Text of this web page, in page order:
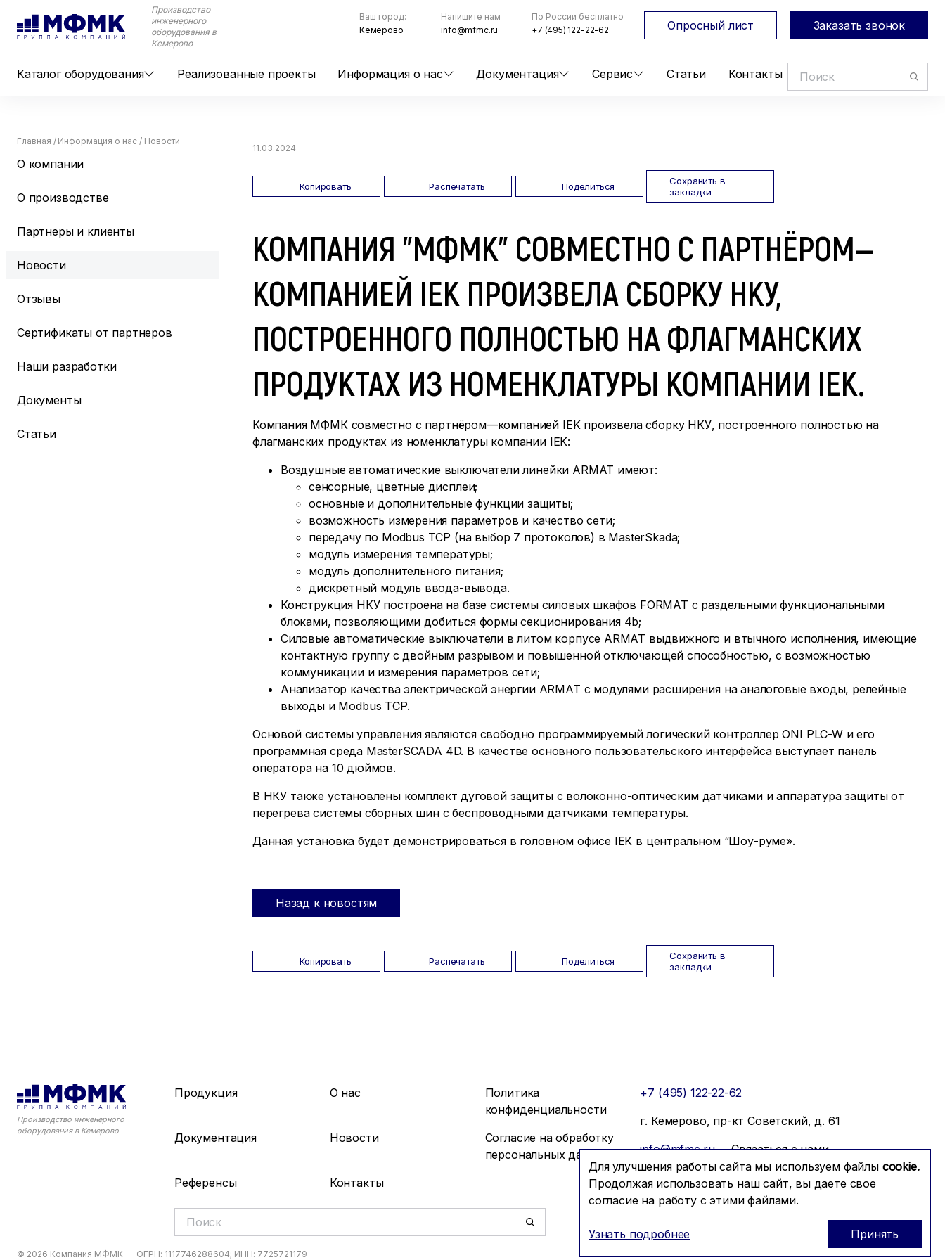
Производство
инженерного
оборудования в
Кемерово
Каталог оборудования Реализованные проекты Информация о нас Документация Сервис Статьи Контакты
Ваш город:
Кемерово
Напишите нам
info@mfmc.ru
По России бесплатно
+7 (495) 122-22-62
Опросный лист Заказать звонок
Главная / Информация о нас / Новости
О компании
О производстве
Партнеры и клиенты
Новости
Отзывы
Сертификаты от партнеров
Наши разработки
Документы
Статьи
11.03.2024
Копировать Распечатать Поделиться
Сохранить в
закладки
КОМПАНИЯ "МФМК" СОВМЕСТНО С ПАРТНЁРОМ—
КОМПАНИЕЙ IEK ПРОИЗВЕЛА СБОРКУ НКУ,
ПОСТРОЕННОГО ПОЛНОСТЬЮ НА ФЛАГМАНСКИХ
ПРОДУКТАХ ИЗ НОМЕНКЛАТУРЫ КОМПАНИИ IEK.
Компания МФМК совместно с партнёром—компанией IEK произвела сборку НКУ, построенного полностью на
флагманских продуктах из номенклатуры компании IEK:
Воздушные автоматические выключатели линейки ARMAT имеют:
сенсорные, цветные дисплеи;
основные и дополнительные функции защиты;
возможность измерения параметров и качество сети;
передачу по Modbus TCP (на выбор 7 протоколов) в MasterSkada;
модуль измерения температуры;
модуль дополнительного питания;
дискретный модуль ввода-вывода.
Конструкция НКУ построена на базе системы силовых шкафов FORMAT с раздельными функциональными
блоками, позволяющими добиться формы секционирования 4b;
Силовые автоматические выключатели в литом корпусе ARMAT выдвижного и втычного исполнения, имеющие
контактную группу с двойным разрывом и повышенной отключающей способностью, с возможностью
коммуникации и измерения параметров сети;
Анализатор качества электрической энергии ARMAT с модулями расширения на аналоговые входы, релейные
выходы и Modbus TCP.
Основой системы управления являются свободно программируемый логический контроллер ONI PLC-W и его
программная среда MasterSCADA 4D. В качестве основного пользовательского интерфейса выступает панель
оператора на 10 дюймов.
В НКУ также установлены комплект дуговой защиты с волоконно-оптическим датчиками и аппаратура защиты от
перегрева системы сборных шин с беспроводными датчиками температуры.
Данная установка будет демонстрироваться в головном офисе IEK в центральном “Шоу-руме».
Назад к новостям
Копировать Распечатать Поделиться
Сохранить в
закладки
Для улучшения работы сайта мы используем файлы cookie.
Продолжая использовать наш сайт, вы даете свое
согласие на работу с этими файлами.
Узнать подробнее Принять
Производство инженерного
оборудования в Кемерово
Продукция О нас
Политика
конфиденциальности
Документация
Новости
Согласие на обработку
персональных данных
Референсы
Контакты
+7 (495) 122-22-62
г. Кемерово, пр-кт Советский, д. 61
info@mfmc.ru
Связаться с нами
© 2026 Компания МФМК ОГРН: 1117746288604; ИНН: 7725721179 Prominado